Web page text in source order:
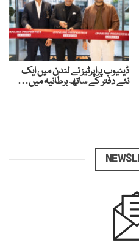
ڈینیوب پراپرٹیز نے لندن میں ایک
نئے دفتر کے ساتھ برطانیہ میں…